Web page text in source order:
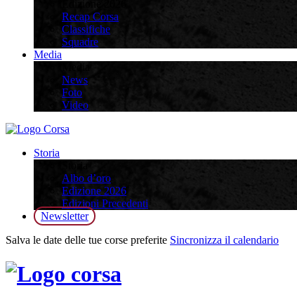
Recap Corsa
Classifiche
Squadre
Media
News
Foto
Video
Storia
Albo d’oro
Edizione 2026
Edizioni Precedenti
Newsletter
Salva le date delle tue corse preferite Sincronizza il calendario